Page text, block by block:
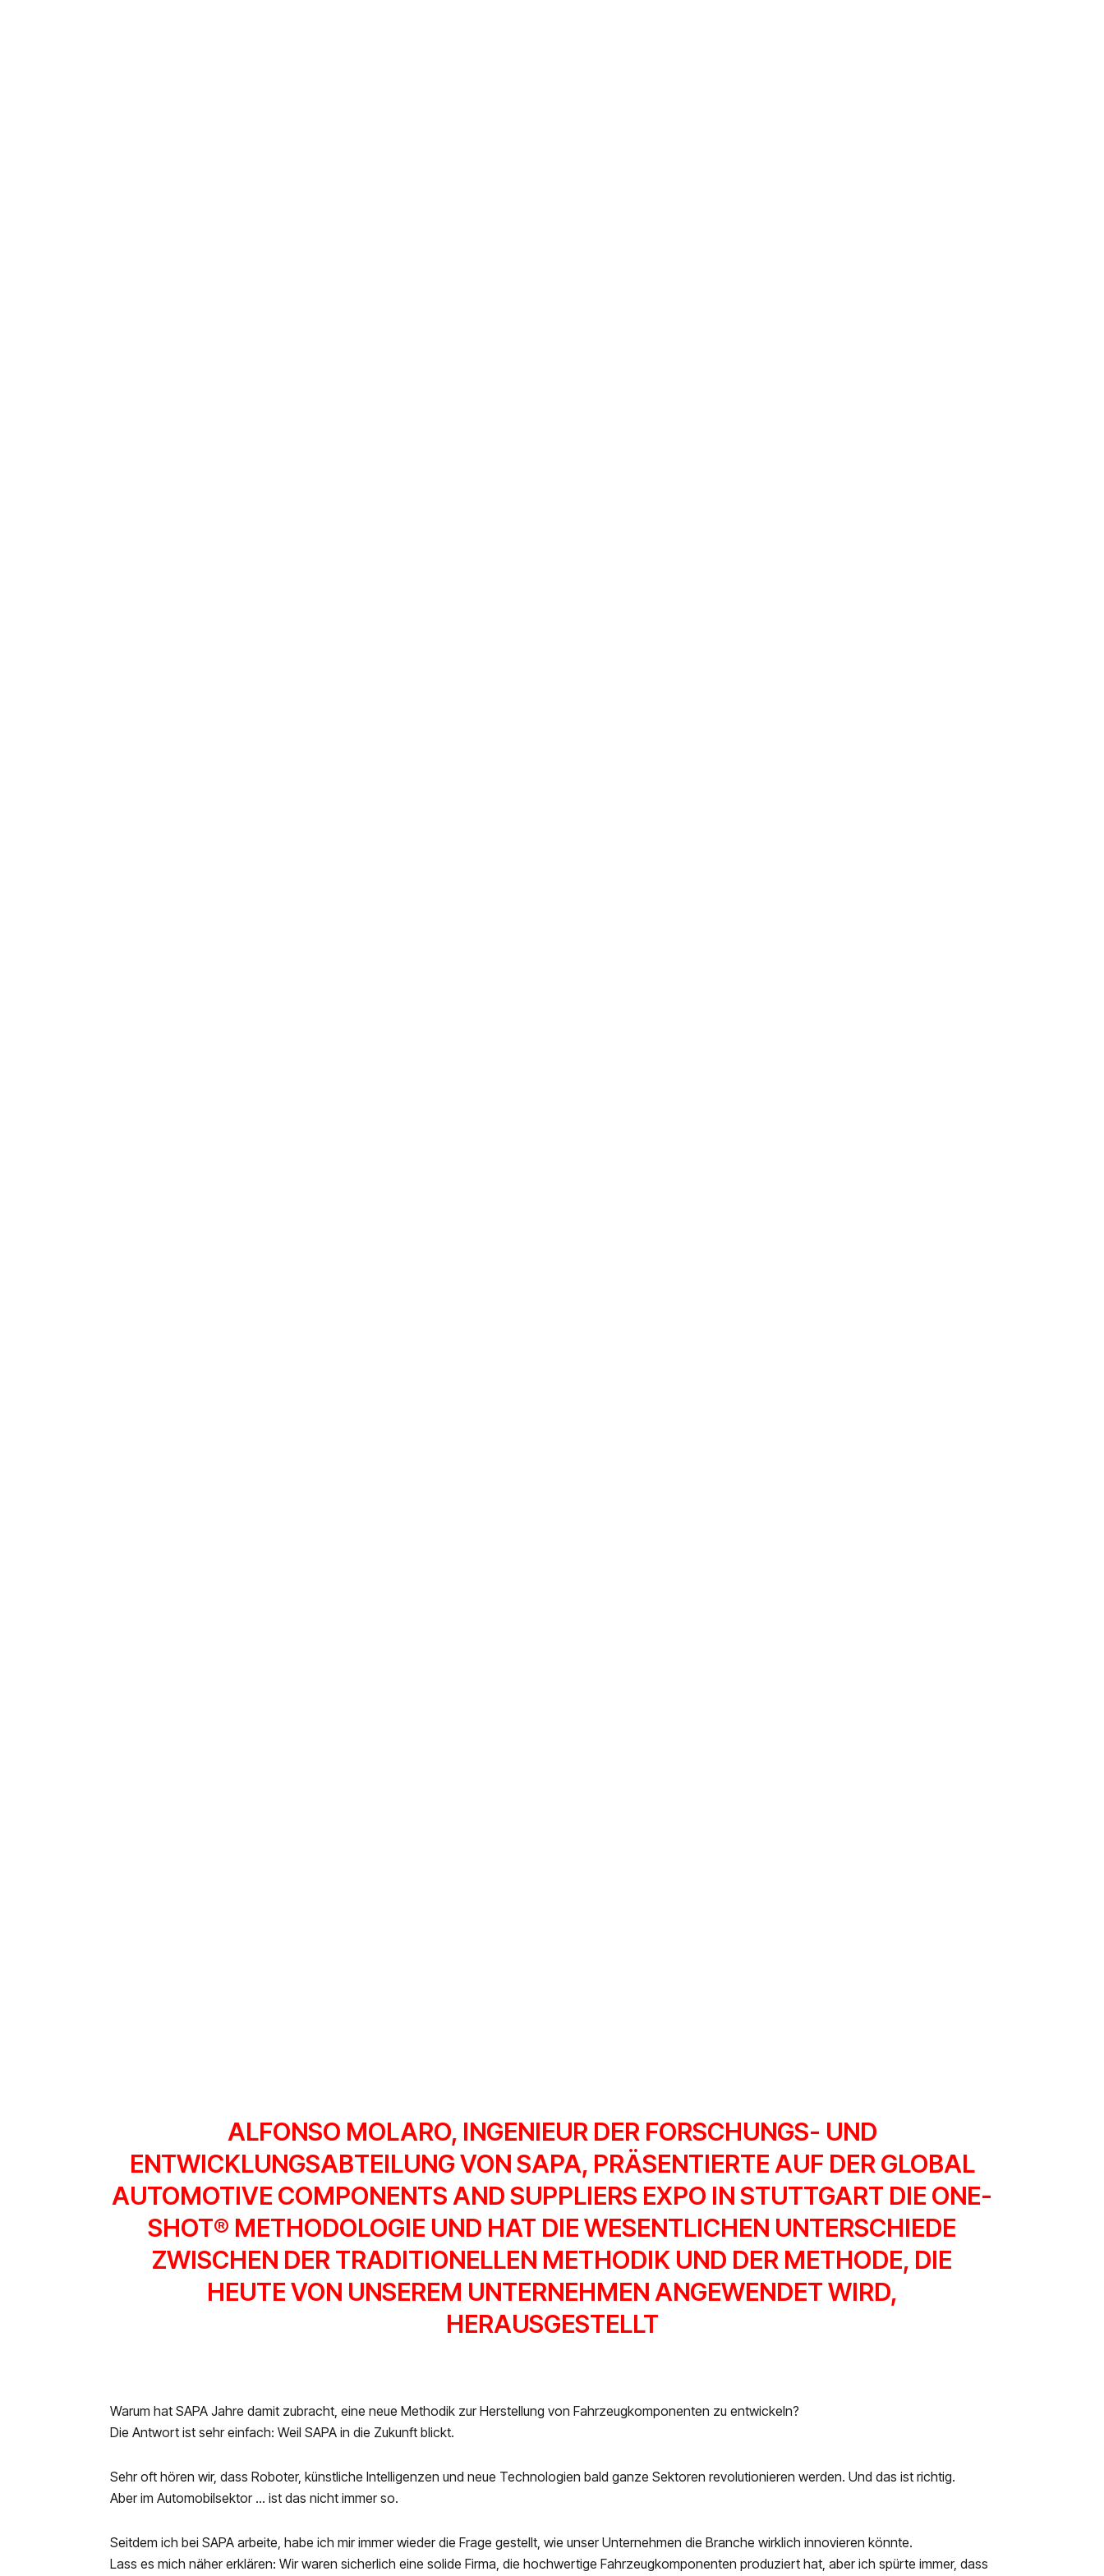
ALFONSO MOLARO, INGENIEUR DER FORSCHUNGS- UND
ENTWICKLUNGSABTEILUNG VON SAPA, PRÄSENTIERTE AUF DER GLOBAL
AUTOMOTIVE COMPONENTS AND SUPPLIERS EXPO IN STUTTGART DIE ONE-
SHOT® METHODOLOGIE UND HAT DIE WESENTLICHEN UNTERSCHIEDE
ZWISCHEN DER TRADITIONELLEN METHODIK UND DER METHODE, DIE
HEUTE VON UNSEREM UNTERNEHMEN ANGEWENDET WIRD,
HERAUSGESTELLT
Warum hat SAPA Jahre damit zubracht, eine neue Methodik zur Herstellung von Fahrzeugkomponenten zu entwickeln?
Die Antwort ist sehr einfach: Weil SAPA in die Zukunft blickt.
Sehr oft hören wir, dass Roboter, künstliche Intelligenzen und neue Technologien bald ganze Sektoren revolutionieren werden. Und das ist richtig.
Aber im Automobilsektor … ist das nicht immer so.
Seitdem ich bei SAPA arbeite, habe ich mir immer wieder die Frage gestellt, wie unser Unternehmen die Branche wirklich innovieren könnte.
Lass es mich näher erklären: Wir waren sicherlich eine solide Firma, die hochwertige Fahrzeugkomponenten produziert hat, aber ich spürte immer, dass